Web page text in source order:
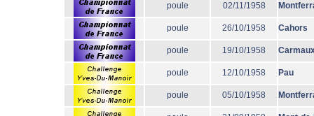
poule 02/11/1958
poule 26/10/1958 Cahors
poule 19/10/1958
poule 12/10/1958 Pau
poule 05/10/1958